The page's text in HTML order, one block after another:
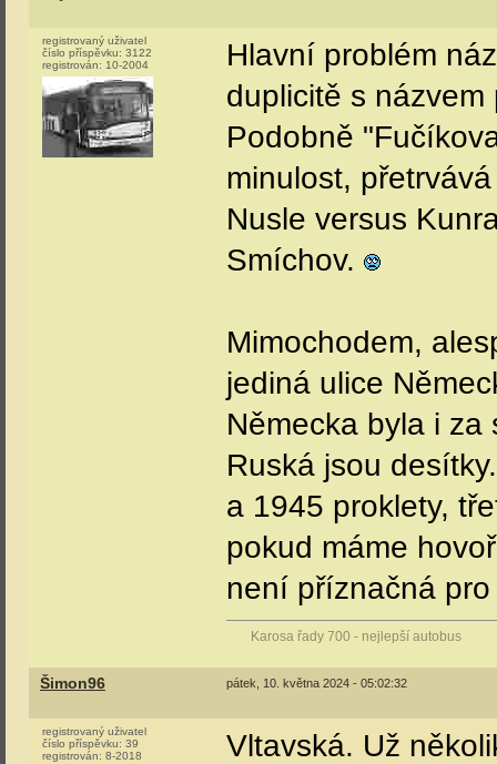
registrovaný uživatel
číslo příspěvku: 3122
registrován: 10-2004
Hlavní problém
duplicitě s
Podobně
minulost,
Nusle versus
Smíchov.
Mimochodem,
jediná ulice
Německa byla i za
Ruská jsou
a 1945 proklety,
pokud máme
není příznačná
Karosa řady 700 - nejlepší autobus
Šimon96 pátek, 10. května 2024 - 05:02:32
registrovaný uživatel
číslo příspěvku: 39
registrován: 8-2018
Vltavská. Už